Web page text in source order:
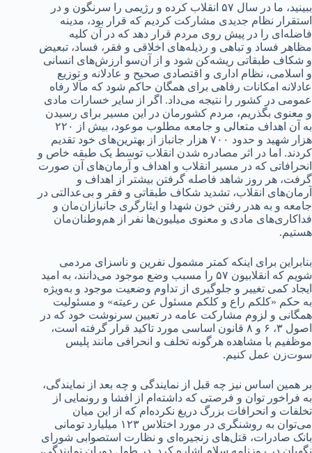
ببینید، ما در سال ۵۷ انقلاب کرده و رژیمی را سرنگون و در
استقرار نظام جدیدی مشارکت کردیم که قرار بود، مدینه
فاضله‌ای را در پیش روی مردم قرار دهد که در آن کلیه
مظاهر فساد و تباهی و رذیله‌های اخلاقی و فقر، فساد، تبعیض
و شکاف طبقاتی ریشه‌کن شود و از آن‌سو ارزش‌های انسانی
و اسلامی، نظام اداری و اقتصادی صحیح و عادلانه و توزیع
عادلانه امکانات رفاهی برای همگان حاکم شود که مآلا رفاه
عمومی در کشور را نتیجه می‌داد. اگر از سایر خسارات مادی
و معنوی بگذریم، مردم کشورمان در این مسیر برای رسیدن
به آن اهداف متعالی و جامعه مطلوب موعود، بیش از ۲۲۰
هزار شهید و حدود ۷۰۰ هزار جانباز از بهترین‌های خود تقدیم
کردند. اما در اثر مصادره شدن انقلاب توسط یک طبقه خاص و
انحرافاتی که در مسیر انقلاب و اهداف و آرمان‌های آن صورت
گرفت، هر روز شاهد فاصله گرفتن بیشتر از اهداف و
آرمان‌های انقلاب، تشدید شکاف‌ طبقاتی و فقر و بی‌عدالتی در
جامعه و به هدر رفتن خون شهدا و ایثارگری جانبازان‌مان و
فداکاری‌های مادی و معنوی میلیون‌ها نفر از هم‌وطنان‌مان
هستیم.
بنابراین برای اینکه کمتر مشمول نفرین و ناسزای مردمی
شویم که انقلابیون ۵۷ را مسبب وضع موجود می‌دانند، به امید
ایجاد کمی تغییر و جلوگیری از تداوم وضعیت موجود و به‌ویژه
به حکم «کلکم راع و کلکم مسئول عن رعیته» و مسئولیت
همگانی و لزوم مشارکت عامه در تعیین سرنوشت خود که در
اصول ۳، ۶ و ۸ قانون اساسی مورد تاکید قرار گرفته است،
موظفیم با مشاهده هرگونه تخلف و انحرافی مانند پلیس
سوت‌زن عمل کنیم.
بر همین اساس نیز چه قبل از نمایندگی و چه بعد از نمایندگی،
به فراخور توان و فرصتی که داشته‌ام از افشا و رونمایی از
تخلفات و انحرافات بزرگ دریغ نکرده‌ام که از این میان
می‌توان به روشنگری در مورد اختلاس ۱۲۳ میلیارد تومانی
بانک صادرات، قتل‌های زنجیره‌ای و نظارت استصوابی شورای
نگهبان در روزنامه سلام اشاره کرد. در طول دوران نمایندگی،